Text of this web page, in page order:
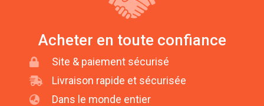
Acheter en toute confiance
Site & paiement sécurisé
Livraison rapide et sécurisée
Dans le monde entier